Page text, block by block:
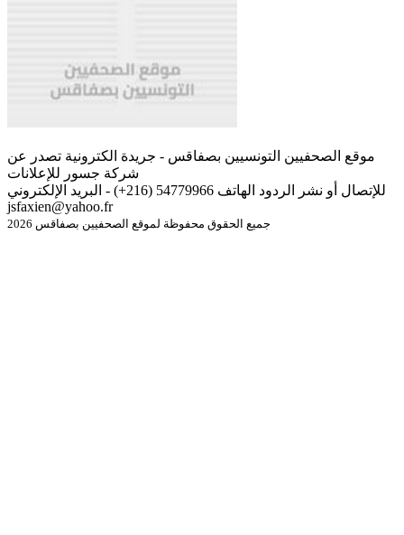
موقع الصحفيين التونسيين بصفاقس - جريدة الكترونية تصدر عن
شركة جسور للإعلانات
للإتصال أو نشر الردود الهاتف 54779966 (216+) - البريد الإلكتروني
jsfaxien@yahoo.fr
جميع الحقوق محفوظة لموقع الصحفيين بصفاقس 2026